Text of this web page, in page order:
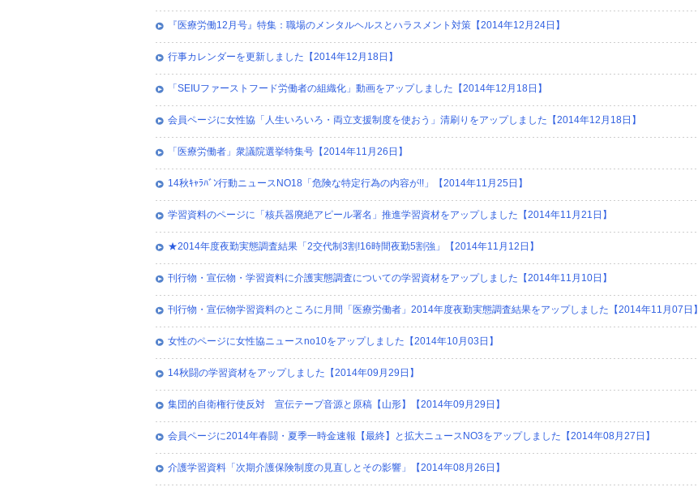
『医療労働12月号』特集：職場のメンタルヘルスとハラスメント対策【2014年12月24日】
行事カレンダーを更新しました【2014年12月18日】
「SEIUファーストフード労働者の組織化」動画をアップしました【2014年12月18日】
会員ページに女性協「人生いろいろ・両立支援制度を使おう」清刷りをアップしました【2014年12月18日】
「医療労働者」衆議院選挙特集号【2014年11月26日】
14秋ｷｬﾗﾊﾞﾝ行動ニュースNO18「危険な特定行為の内容が!!」【2014年11月25日】
学習資料のページに「核兵器廃絶アピール署名」推進学習資材をアップしました【2014年11月21日】
★2014年度夜勤実態調査結果「2交代制3割!16時間夜勤5割強」【2014年11月12日】
刊行物・宣伝物・学習資料に介護実態調査についての学習資材をアップしました【2014年11月10日】
刊行物・宣伝物学習資料のところに月間「医療労働者」2014年度夜勤実態調査結果をアップしました【2014年11月07日】
女性のページに女性協ニュースno10をアップしました【2014年10月03日】
14秋闘の学習資材をアップしました【2014年09月29日】
集団的自衛権行使反対 宣伝テープ音源と原稿【山形】【2014年09月29日】
会員ページに2014年春闘・夏季一時金速報【最終】と拡大ニュースNO3をアップしました【2014年08月27日】
介護学習資料「次期介護保険制度の見直しとその影響」【2014年08月26日】